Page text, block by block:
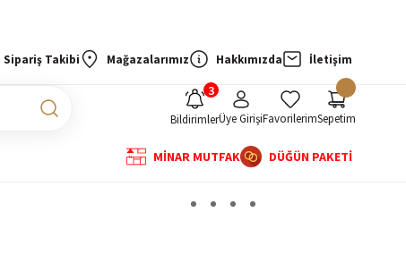
Sipariş Takibi Mağazalarımız Hakkımızda İletişim
BildirimlerÜye GirişiFavorilerimSepetim
MİNAR MUTFAK DÜĞÜN PAKETİ